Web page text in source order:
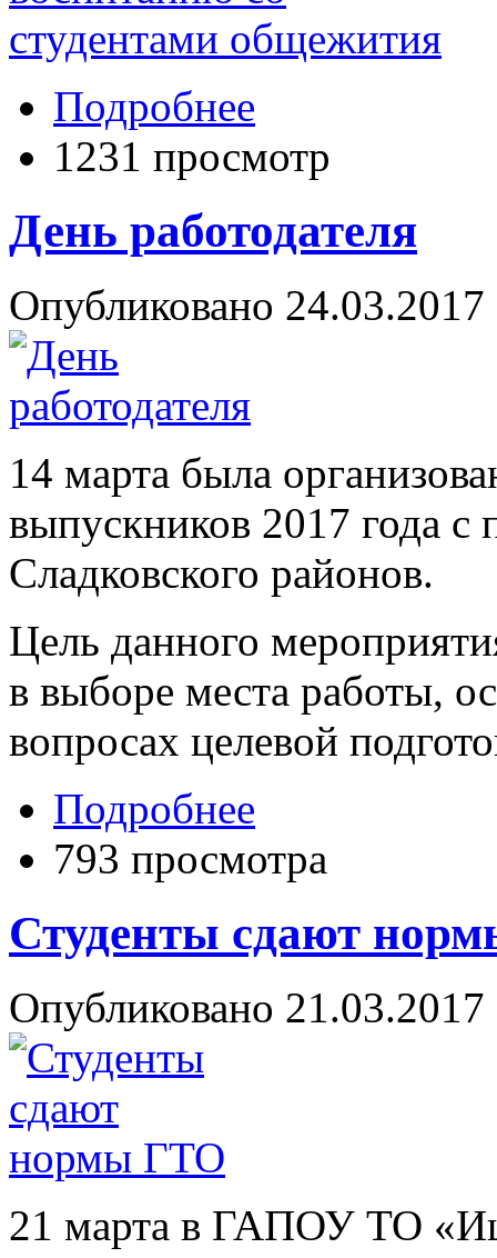
Подробнее
1231 просмотр
День работодателя
Опубликовано
14 марта была
выпускников 2017 года с
Сладковского районов.
Цель данного
в выборе места работы,
вопросах целевой
Подробнее
793 просмотра
Студенты сдают
Опубликовано
21 марта в ГАПОУ ТО